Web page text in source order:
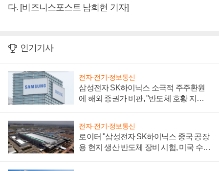
다. [비즈니스포스트 남희헌 기자]
인기기사
전자·전기·정보통신
삼성전자 SK하이닉스 소극적 주주환원
에 해외 증권가 비판, "반도체 호황 지속
전자·전기·정보통신
로이터 "삼성전자 SK하이닉스 중국 공장
용 현지 생산 반도체 장비 시험, 미국 수출